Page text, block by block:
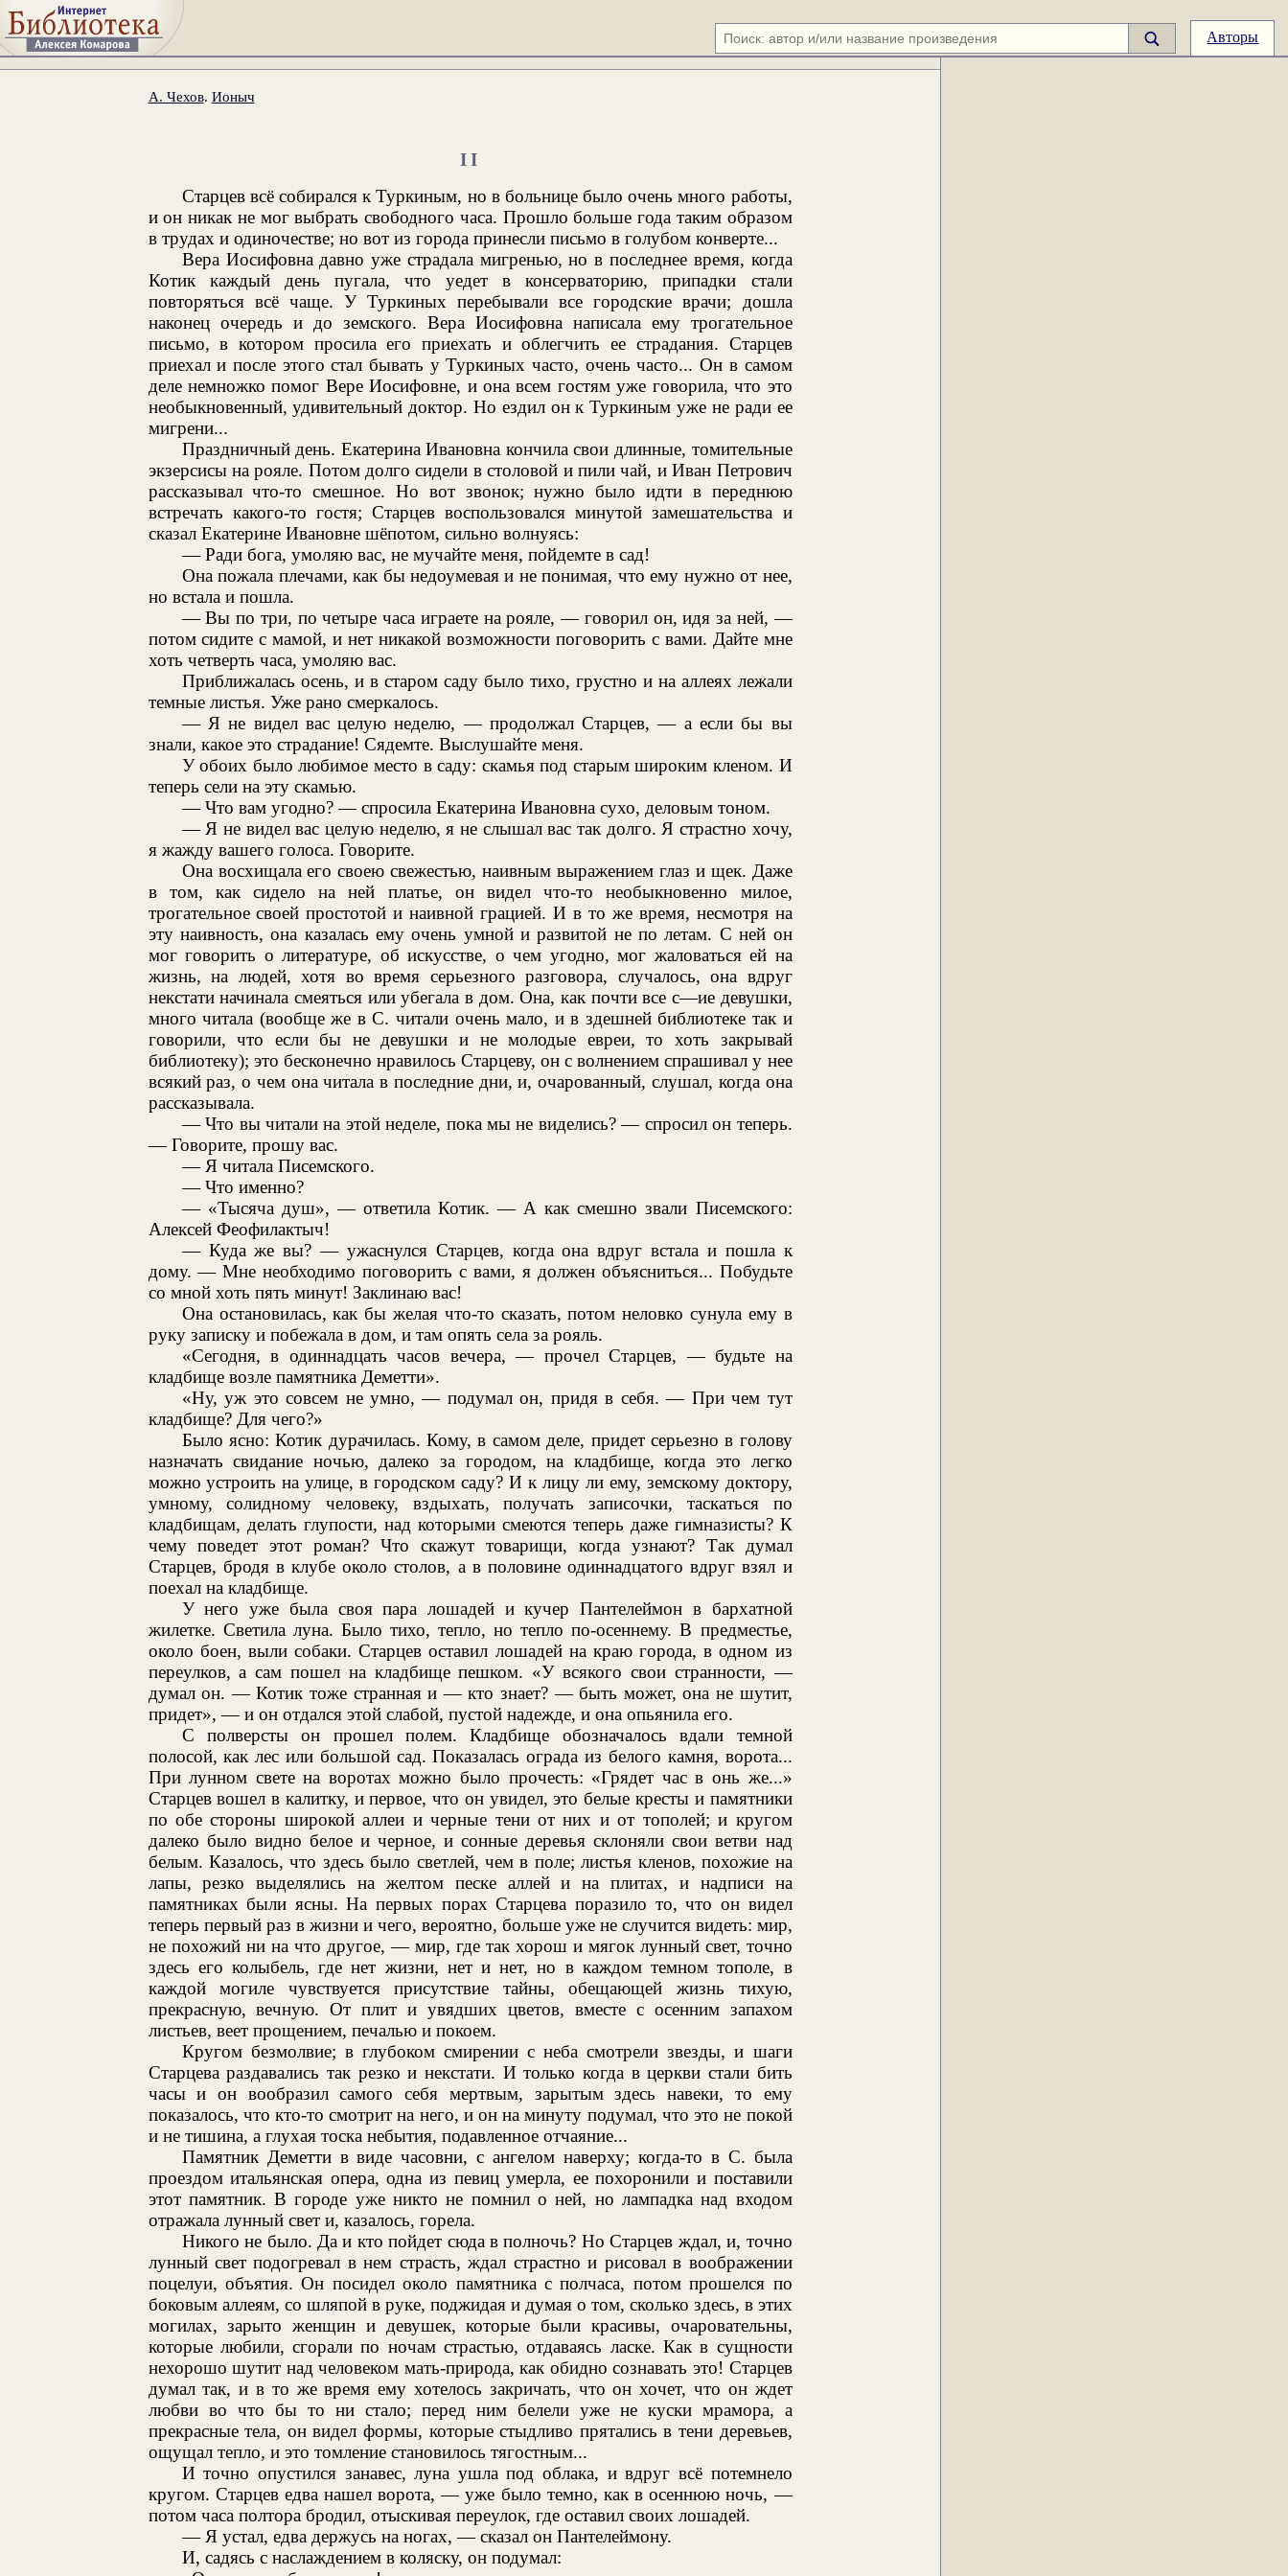
Авторы
А. Чехов. Ионыч
II
Старцев всё собирался к Туркиным, но в больнице было очень много работы,
и он никак не мог выбрать свободного часа. Прошло больше года таким образом
в трудах и одиночестве; но вот из города принесли письмо в голубом конверте...
Вера Иосифовна давно уже страдала мигренью, но в последнее время, когда
Котик каждый день пугала, что уедет в консерваторию, припадки стали
повторяться всё чаще. У Туркиных перебывали все городские врачи; дошла
наконец очередь и до земского. Вера Иосифовна написала ему трогательное
письмо, в котором просила его приехать и облегчить ее страдания. Старцев
приехал и после этого стал бывать у Туркиных часто, очень часто... Он в самом
деле немножко помог Вере Иосифовне, и она всем гостям уже говорила, что это
необыкновенный, удивительный доктор. Но ездил он к Туркиным уже не ради ее
мигрени...
Праздничный день. Екатерина Ивановна кончила свои длинные, томительные
экзерсисы на рояле. Потом долго сидели в столовой и пили чай, и Иван Петрович
рассказывал что-то смешное. Но вот звонок; нужно было идти в переднюю
встречать какого-то гостя; Старцев воспользовался минутой замешательства и
сказал Екатерине Ивановне шёпотом, сильно волнуясь:
— Ради бога, умоляю вас, не мучайте меня, пойдемте в сад!
Она пожала плечами, как бы недоумевая и не понимая, что ему нужно от нее,
но встала и пошла.
— Вы по три, по четыре часа играете на рояле, — говорил он, идя за ней, —
потом сидите с мамой, и нет никакой возможности поговорить с вами. Дайте мне
хоть четверть часа, умоляю вас.
Приближалась осень, и в старом саду было тихо, грустно и на аллеях лежали
темные листья. Уже рано смеркалось.
— Я не видел вас целую неделю, — продолжал Старцев, — а если бы вы
знали, какое это страдание! Сядемте. Выслушайте меня.
У обоих было любимое место в саду: скамья под старым широким кленом. И
теперь сели на эту скамью.
— Что вам угодно? — спросила Екатерина Ивановна сухо, деловым тоном.
— Я не видел вас целую неделю, я не слышал вас так долго. Я страстно хочу,
я жажду вашего голоса. Говорите.
Она восхищала его своею свежестью, наивным выражением глаз и щек. Даже
в том, как сидело на ней платье, он видел что-то необыкновенно милое,
трогательное своей простотой и наивной грацией. И в то же время, несмотря на
эту наивность, она казалась ему очень умной и развитой не по летам. С ней он
мог говорить о литературе, об искусстве, о чем угодно, мог жаловаться ей на
жизнь, на людей, хотя во время серьезного разговора, случалось, она вдруг
некстати начинала смеяться или убегала в дом. Она, как почти все с—ие девушки,
много читала (вообще же в С. читали очень мало, и в здешней библиотеке так и
говорили, что если бы не девушки и не молодые евреи, то хоть закрывай
библиотеку); это бесконечно нравилось Старцеву, он с волнением спрашивал у нее
всякий раз, о чем она читала в последние дни, и, очарованный, слушал, когда она
рассказывала.
— Что вы читали на этой неделе, пока мы не виделись? — спросил он теперь.
— Говорите, прошу вас.
— Я читала Писемского.
— Что именно?
— «Тысяча душ», — ответила Котик. — А как смешно звали Писемского:
Алексей Феофилактыч!
— Куда же вы? — ужаснулся Старцев, когда она вдруг встала и пошла к
дому. — Мне необходимо поговорить с вами, я должен объясниться... Побудьте
со мной хоть пять минут! Заклинаю вас!
Она остановилась, как бы желая что-то сказать, потом неловко сунула ему в
руку записку и побежала в дом, и там опять села за рояль.
«Сегодня, в одиннадцать часов вечера, — прочел Старцев, — будьте на
кладбище возле памятника Деметти».
«Ну, уж это совсем не умно, — подумал он, придя в себя. — При чем тут
кладбище? Для чего?»
Было ясно: Котик дурачилась. Кому, в самом деле, придет серьезно в голову
назначать свидание ночью, далеко за городом, на кладбище, когда это легко
можно устроить на улице, в городском саду? И к лицу ли ему, земскому доктору,
умному, солидному человеку, вздыхать, получать записочки, таскаться по
кладбищам, делать глупости, над которыми смеются теперь даже гимназисты? К
чему поведет этот роман? Что скажут товарищи, когда узнают? Так думал
Старцев, бродя в клубе около столов, а в половине одиннадцатого вдруг взял и
поехал на кладбище.
У него уже была своя пара лошадей и кучер Пантелеймон в бархатной
жилетке. Светила луна. Было тихо, тепло, но тепло по-осеннему. В предместье,
около боен, выли собаки. Старцев оставил лошадей на краю города, в одном из
переулков, а сам пошел на кладбище пешком. «У всякого свои странности, —
думал он. — Котик тоже странная и — кто знает? — быть может, она не шутит,
придет», — и он отдался этой слабой, пустой надежде, и она опьянила его.
С полверсты он прошел полем. Кладбище обозначалось вдали темной
полосой, как лес или большой сад. Показалась ограда из белого камня, ворота...
При лунном свете на воротах можно было прочесть: «Грядет час в онь же...»
Старцев вошел в калитку, и первое, что он увидел, это белые кресты и памятники
по обе стороны широкой аллеи и черные тени от них и от тополей; и кругом
далеко было видно белое и черное, и сонные деревья склоняли свои ветви над
белым. Казалось, что здесь было светлей, чем в поле; листья кленов, похожие на
лапы, резко выделялись на желтом песке аллей и на плитах, и надписи на
памятниках были ясны. На первых порах Старцева поразило то, что он видел
теперь первый раз в жизни и чего, вероятно, больше уже не случится видеть: мир,
не похожий ни на что другое, — мир, где так хорош и мягок лунный свет, точно
здесь его колыбель, где нет жизни, нет и нет, но в каждом темном тополе, в
каждой могиле чувствуется присутствие тайны, обещающей жизнь тихую,
прекрасную, вечную. От плит и увядших цветов, вместе с осенним запахом
листьев, веет прощением, печалью и покоем.
Кругом безмолвие; в глубоком смирении с неба смотрели звезды, и шаги
Старцева раздавались так резко и некстати. И только когда в церкви стали бить
часы и он вообразил самого себя мертвым, зарытым здесь навеки, то ему
показалось, что кто-то смотрит на него, и он на минуту подумал, что это не покой
и не тишина, а глухая тоска небытия, подавленное отчаяние...
Памятник Деметти в виде часовни, с ангелом наверху; когда-то в С. была
проездом итальянская опера, одна из певиц умерла, ее похоронили и поставили
этот памятник. В городе уже никто не помнил о ней, но лампадка над входом
отражала лунный свет и, казалось, горела.
Никого не было. Да и кто пойдет сюда в полночь? Но Старцев ждал, и, точно
лунный свет подогревал в нем страсть, ждал страстно и рисовал в воображении
поцелуи, объятия. Он посидел около памятника с полчаса, потом прошелся по
боковым аллеям, со шляпой в руке, поджидая и думая о том, сколько здесь, в этих
могилах, зарыто женщин и девушек, которые были красивы, очаровательны,
которые любили, сгорали по ночам страстью, отдаваясь ласке. Как в сущности
нехорошо шутит над человеком мать-природа, как обидно сознавать это! Старцев
думал так, и в то же время ему хотелось закричать, что он хочет, что он ждет
любви во что бы то ни стало; перед ним белели уже не куски мрамора, а
прекрасные тела, он видел формы, которые стыдливо прятались в тени деревьев,
ощущал тепло, и это томление становилось тягостным...
И точно опустился занавес, луна ушла под облака, и вдруг всё потемнело
кругом. Старцев едва нашел ворота, — уже было темно, как в осеннюю ночь, —
потом часа полтора бродил, отыскивая переулок, где оставил своих лошадей.
— Я устал, едва держусь на ногах, — сказал он Пантелеймону.
И, садясь с наслаждением в коляску, он подумал: